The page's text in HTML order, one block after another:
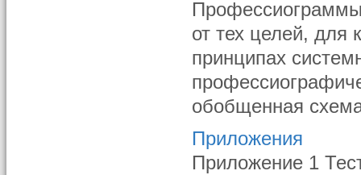
от тех целей, для
принципах
обобщенная
Приложения
Приложение 1